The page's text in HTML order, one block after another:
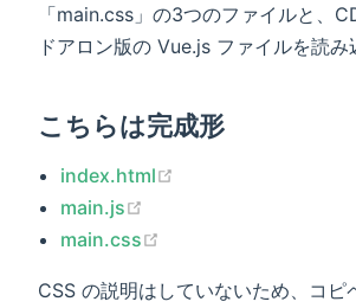
「main.css」の3つのファイルと、
ドアロン版の Vue.js ファイルを読み
こちらは完成形
index.html
main.js
main.css
CSS の説明はしていないため、コピ